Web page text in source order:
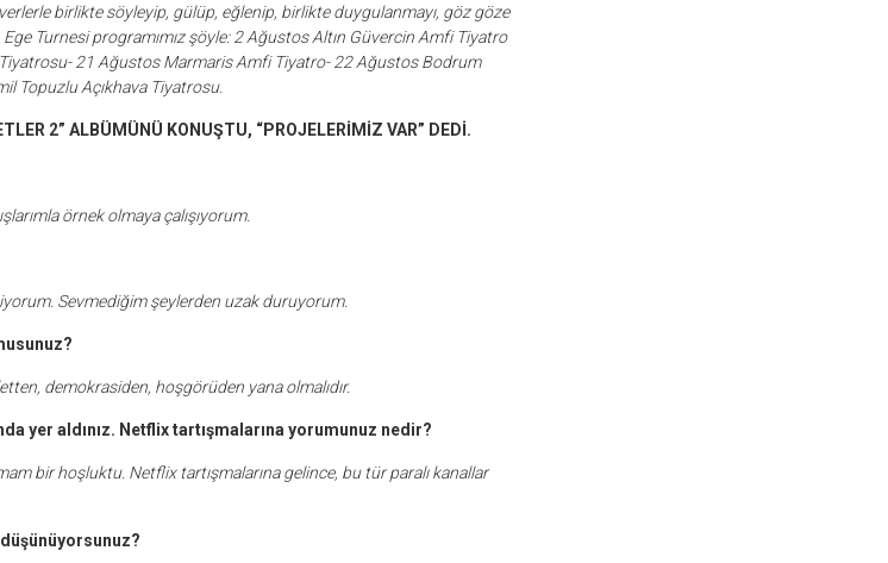
birlikte söyleyip, gülüp, eğlenip, birlikte duygulanmayı, göz göze
Turnesi programımız şöyle: 2 Ağustos Altın Güvercin Amfi Tiyatro
21 Ağustos Marmaris Amfi Tiyatro- 22 Ağustos Bodrum
Topuzlu Açıkhava Tiyatrosu.
2” ALBÜMÜNÜ KONUŞTU, “PROJELERİMİZ VAR” DEDİ.
örnek olmaya çalışıyorum.
Sevmediğim şeylerden uzak duruyorum.
demokrasiden, hoşgörüden yana olmalıdır.
yer aldınız. Netflix tartışmalarına yorumunuz nedir?
bir hoşluktu. Netflix tartışmalarına gelince, bu tür paralı kanallar